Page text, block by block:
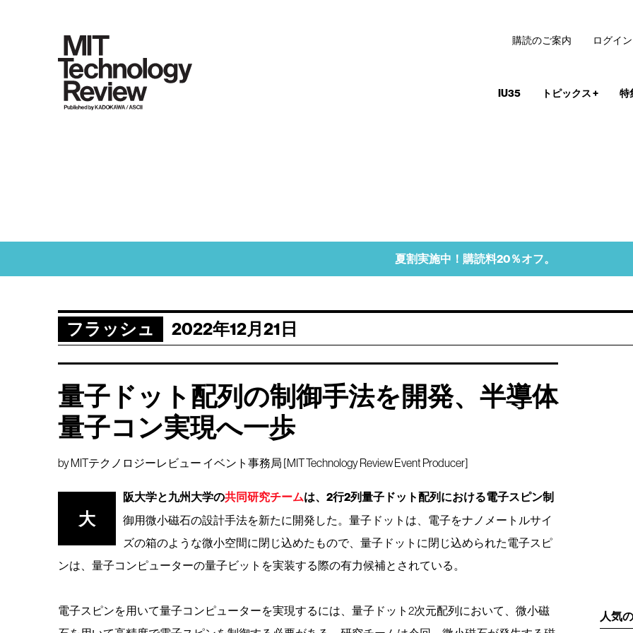
IU35 トピックス+ 特
購読のご案内 ログイン
夏割実施中！購読料20％オフ。
フラッシュ 2022年12月21日
量子ドット配列の制御手法を開発、半導体
量子コン実現へ一歩
byMITテクノロジーレビュー イベント事務局 [MIT Technology Review Event Producer]
大
阪大学と九州大学の共同研究チームは、2行2列量子ドット配列における電子スピン制
御用微小磁石の設計手法を新たに開発した。量子ドットは、電子をナノメートルサイ
ズの箱のような微小空間に閉じ込めたもので、量子ドットに閉じ込められた電子スピ
ンは、量子コンピューターの量子ビットを実装する際の有力候補とされている。
電子スピンを用いて量子コンピューターを実現するには、量子ドット2次元配列において、微小磁
人気